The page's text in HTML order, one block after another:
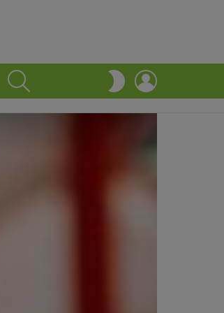
SWITCH
SKIN